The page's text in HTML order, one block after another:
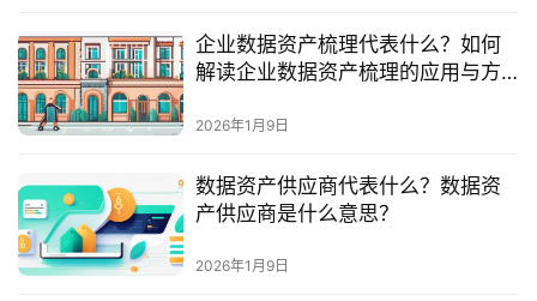
服
务
与
持
了
企业数据资产梳理代表什么？如何
解读企业数据资产梳理的应用与方
2026年1月9日
数据资产供应商代表什么？数据资
产供应商是什么意思？
2026年1月9日